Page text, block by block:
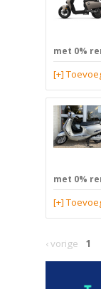
met 0%
[+]
met 0%
[+]
‹ vorige 1